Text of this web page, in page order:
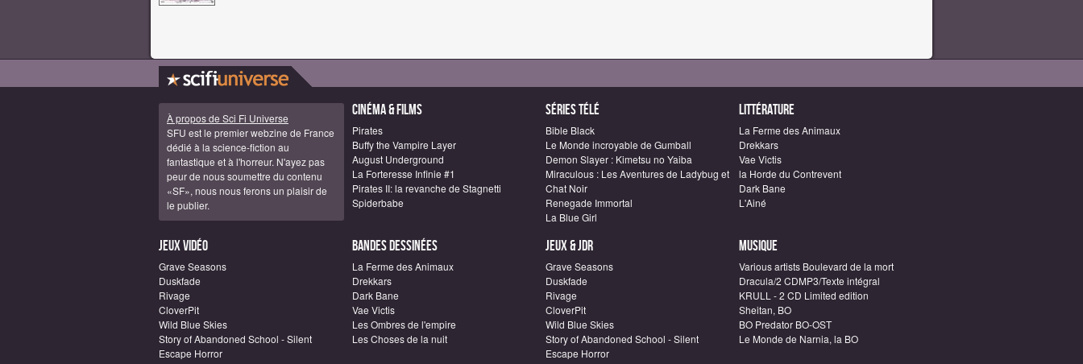
À propos de Sci Fi Universe
SFU est le premier webzine de France
dédié à la science-fiction au
fantastique et à l'horreur. N'ayez pas
peur de nous soumettre du contenu
«SF», nous nous ferons un plaisir de
le publier.
Cinéma & Films
Pirates
Buffy the Vampire Layer
August Underground
La Forteresse Infinie #1
Pirates II: la revanche de Stagnetti
Spiderbabe
Séries télé
Bible Black
Le Monde incroyable de Gumball
Demon Slayer : Kimetsu no Yaiba
Miraculous : Les Aventures de Ladybug et
Chat Noir
Renegade Immortal
La Blue Girl
Littérature
La Ferme des Animaux
Drekkars
Vae Victis
la Horde du Contrevent
Dark Bane
L'Ainé
Jeux vidéo
Grave Seasons
Duskfade
Rivage
CloverPit
Wild Blue Skies
Story of Abandoned School - Silent
Escape Horror
Bandes dessinées
La Ferme des Animaux
Drekkars
Dark Bane
Vae Victis
Les Ombres de l'empire
Les Choses de la nuit
Jeux & JDR
Grave Seasons
Duskfade
Rivage
CloverPit
Wild Blue Skies
Story of Abandoned School - Silent
Escape Horror
Musique
Various artists Boulevard de la mort
Dracula/2 CDMP3/Texte intégral
KRULL - 2 CD Limited edition
Sheitan, BO
BO Predator BO-OST
Le Monde de Narnia, la BO